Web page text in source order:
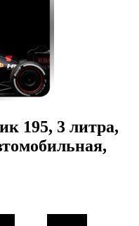
195, 3 литра,